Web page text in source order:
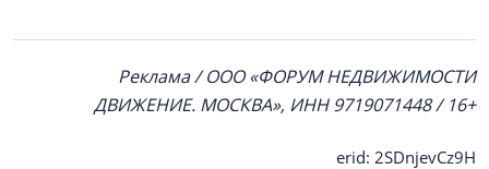
Реклама / ООО «ФОРУМ НЕДВИЖИМОСТИ
ДВИЖЕНИЕ. МОСКВА», ИНН 9719071448 / 16+
erid: 2SDnjevCz9H